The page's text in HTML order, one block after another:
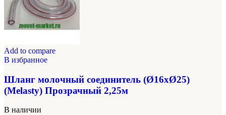
Add to compare
В избранное
Шланг молочный соединитель (Ø16хØ25)
(Melasty) Прозрачный 2,25м
В наличии